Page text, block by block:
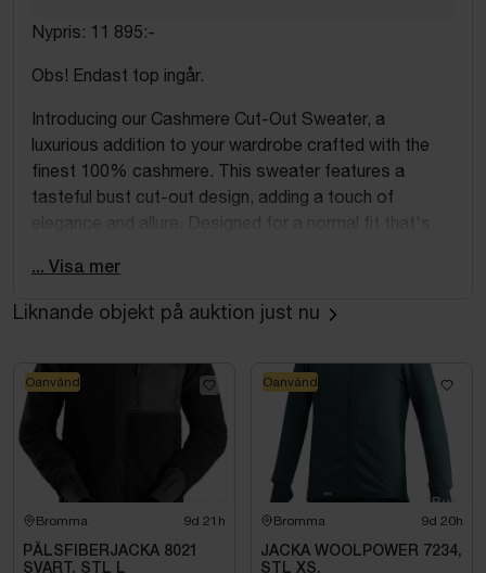
Nypris: 11 895:-
Obs! Endast top ingår.
Introducing our Cashmere Cut-Out Sweater, a
luxurious addition to your wardrobe crafted with the
finest 100% cashmere. This sweater features a
tasteful bust cut-out design, adding a touch of
elegance and allure. Designed for a normal fit that's
style. The crewneck design ensures a classic and
timeless look, while the fully fashioned finishings
guarantee high-quality craftsmanship and durability.
... Visa mer
Liknande objekt på auktion just nu
Bromma 9d 21h
PÄLSFIBERJACKA 8021
SVART. STL L
Oanvänd
Bromma 9d 20h
JACKA WOOLPOWER 7234,
STL XS.
Oanvänd